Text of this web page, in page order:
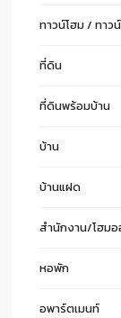
ทาวน์โฮม / ทาว
ที่ดิน
ที่ดินพร้อมบ้าน
บ้าน
บ้านแฝด
สำนักงาน/โฮม
หอพัก
อพาร์ตเมนท์